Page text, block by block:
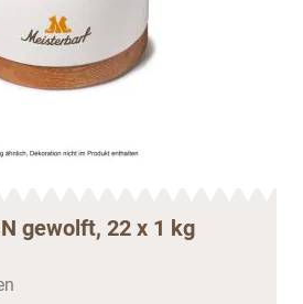
gewolft, 22 x 1 kg